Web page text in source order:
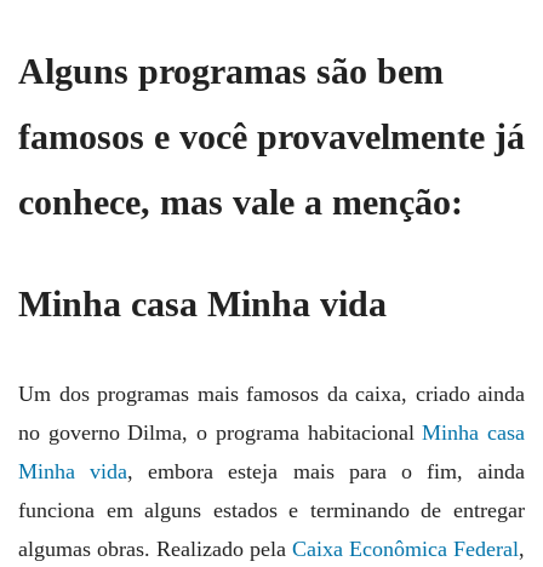
Alguns programas são bem
famosos e você provavelmente já
conhece, mas vale a menção:
Minha casa Minha vida
Um dos programas mais famosos da caixa, criado ainda
no governo Dilma, o programa habitacionalMinha casa
Minha vida, embora esteja mais para o fim, ainda
funciona em alguns estados e terminando de entregar
algumas obras. Realizado pela Caixa Econômica Federal,